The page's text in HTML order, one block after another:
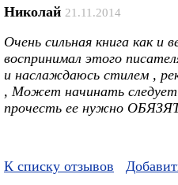
Николай 21.11.2014
Очень сильная книга как и
воспринимал этого
и наслаждаюсь стилем ,
, Может начинать следует
прочесть ее нужно
К списку отзывов